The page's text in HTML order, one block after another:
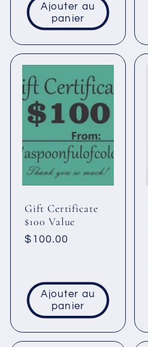
Ajouter au
panier
Gift Certificate
$100 Value
Prix
$100.00
Ajouter au
panier